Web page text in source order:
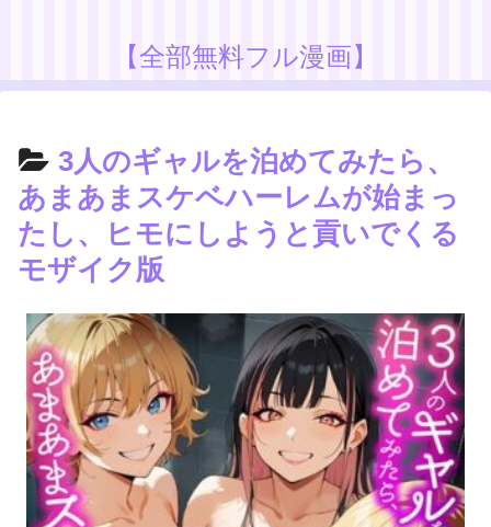
【全部無料フル漫画】
3人のギャルを泊めてみたら、
あまあまスケベハーレムが始まっ
たし、ヒモにしようと貢いでくる
モザイク版